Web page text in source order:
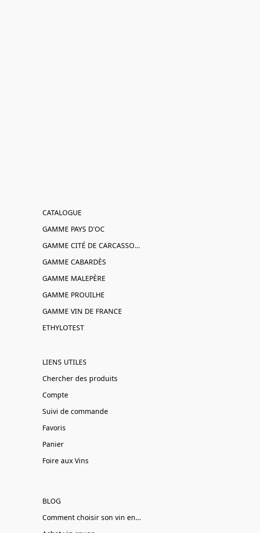
CATALOGUE
GAMME PAYS D'OC
GAMME CITÉ DE CARCASSONNE
GAMME CABARDÈS
GAMME MALEPÈRE
GAMME PROUILHE
GAMME VIN DE FRANCE
ETHYLOTEST
LIENS UTILES
Chercher des produits
Compte
Suivi de commande
Favoris
Panier
Foire aux Vins
BLOG
Comment choisir son vin en ligne